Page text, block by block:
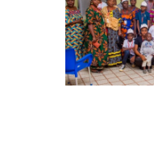
Ayuda
Hemofilia
esperanza de